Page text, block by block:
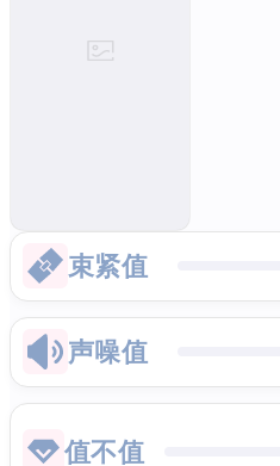
束紧值
声噪值
值不值